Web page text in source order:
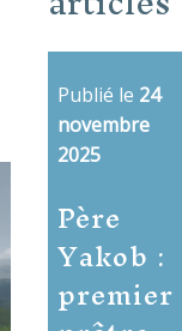
Publié le 24
novembre
2025
Père
Yakob :
premier